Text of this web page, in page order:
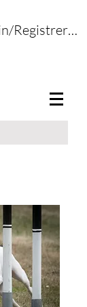
Registrering